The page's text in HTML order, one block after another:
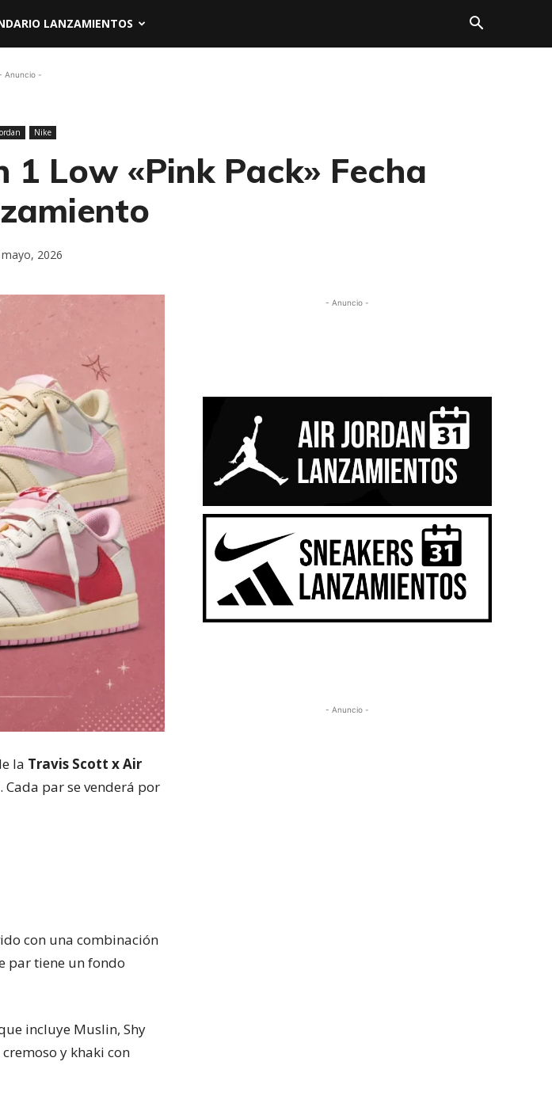
LANZAMIENTOS
Anuncio -
Nike
Low «Pink Pack» Fecha
2026
la Travis Scott x Air
par se venderá por
con una combinación
par tiene un fondo
incluye Muslin, Shy
y khaki con
- Anuncio -
- Anuncio -